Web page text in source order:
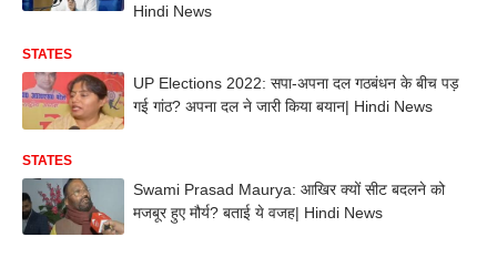
Hindi News
STATES
UP Elections 2022: सपा-अपना दल गठबंधन के बीच पड़
गई गांठ? अपना दल ने जारी किया बयान| Hindi News
STATES
Swami Prasad Maurya: आखिर क्यों सीट बदलने को
मजबूर हुए मौर्य? बताई ये वजह| Hindi News